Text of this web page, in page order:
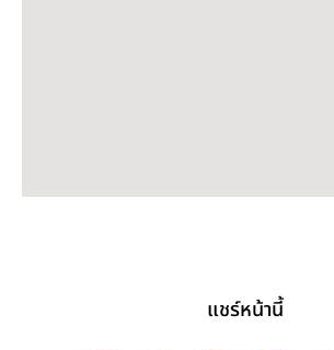
แชร์หน้านี้